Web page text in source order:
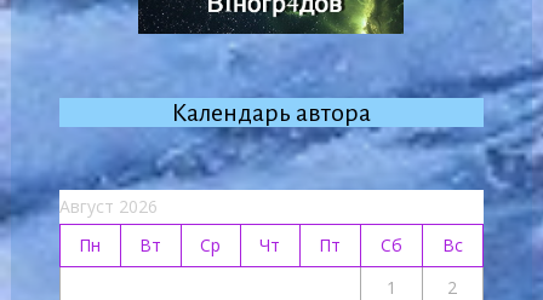
Календарь автора
Август 2026
Пн
Вт Ср Чт Пт Сб
Вс
1
2